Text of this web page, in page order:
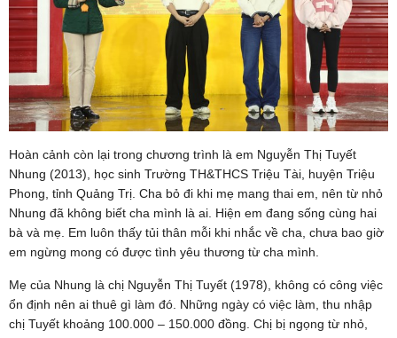
Hoàn cảnh còn lại trong chương trình là em Nguyễn Thị Tuyết
Nhung (2013), học sinh Trường TH&THCS Triệu Tài, huyện Triệu
Phong, tỉnh Quảng Trị. Cha bỏ đi khi mẹ mang thai em, nên từ nhỏ
Nhung đã không biết cha mình là ai. Hiện em đang sống cùng hai
bà và mẹ. Em luôn thấy tủi thân mỗi khi nhắc về cha, chưa bao giờ
em ngừng mong có được tình yêu thương từ cha mình.
Mẹ của Nhung là chị Nguyễn Thị Tuyết (1978), không có công việc
ổn định nên ai thuê gì làm đó. Những ngày có việc làm, thu nhập
chị Tuyết khoảng 100.000 – 150.000 đồng. Chị bị ngọng từ nhỏ,